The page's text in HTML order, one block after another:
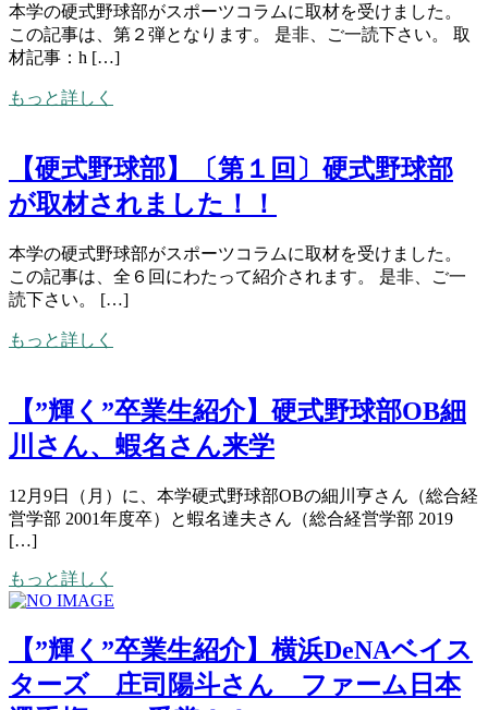
本学の硬式野球部がスポーツコラムに取材を受けました。
この記事は、第２弾となります。 是非、ご一読下さい。 取
材記事：h […]
もっと詳しく
【硬式野球部】〔第１回〕硬式野球部
が取材されました！！
本学の硬式野球部がスポーツコラムに取材を受けました。
この記事は、全６回にわたって紹介されます。 是非、ご一
読下さい。 […]
もっと詳しく
【”輝く”卒業生紹介】硬式野球部OB細
川さん、蝦名さん来学
12月9日（月）に、本学硬式野球部OBの細川亨さん（総合経
営学部 2001年度卒）と蝦名達夫さん（総合経営学部 2019
[…]
もっと詳しく
【”輝く”卒業生紹介】横浜DeNAベイス
ターズ 庄司陽斗さん ファーム日本